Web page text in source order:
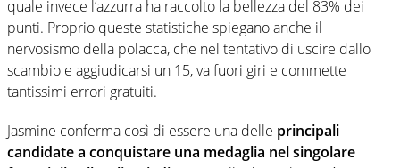
quale invece l’azzurra ha raccolto la bellezza del 83% dei
punti. Proprio queste statistiche spiegano anche il
nervosismo della polacca, che nel tentativo di uscire dallo
scambio e aggiudicarsi un 15, va fuori giri e commette
tantissimi errori gratuiti.
Jasmine conferma così di essere una delle principali
candidate a conquistare una medaglia nel singolare